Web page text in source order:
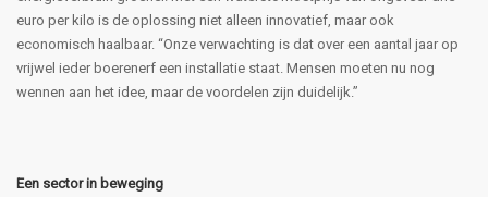
euro per kilo is de oplossing niet alleen innovatief, maar ook
economisch haalbaar. “Onze verwachting is dat over een aantal jaar op
vrijwel ieder boerenerf een installatie staat. Mensen moeten nu nog
wennen aan het idee, maar de voordelen zijn duidelijk.”
Een sector in beweging